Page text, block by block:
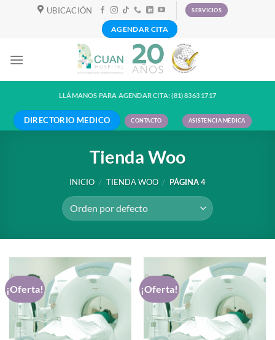
UBICACIÓN SERVICIOS
AGENDAR CITA
LLÁMANOS PARA AGENDAR CITA: (81) 8363 1717
DIRECTORIO MEDICO CONTACTO ASISTENCIA MÉDICA
Tienda Woo
INICIO / TIENDA WOO / PÁGINA 4
¡Oferta! ¡Oferta!